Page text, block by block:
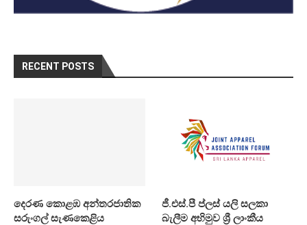
RECENT POSTS
දෙරණ කොළඹ අන්තරජාතික
සරුංගල් සැණකෙළිය
ජී.එස්.පී ප්ලස් යලි සලකා
බැලීම අභිමුව ශ්‍රී ලාංකීය